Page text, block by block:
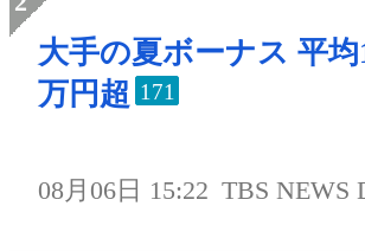
大手の夏ボーナス 平均
万円超 171
08月06日 15:22 TBS NEWS